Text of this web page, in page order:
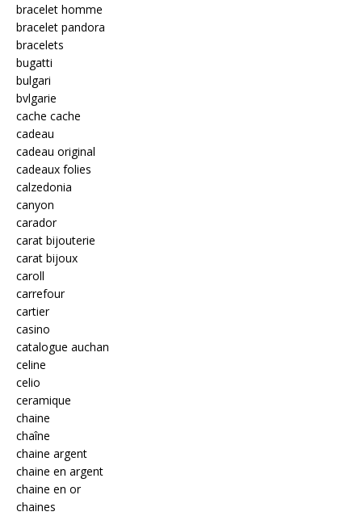
bracelet homme
bracelet pandora
bracelets
bugatti
bulgari
bvlgarie
cache cache
cadeau
cadeau original
cadeaux folies
calzedonia
canyon
carador
carat bijouterie
carat bijoux
caroll
carrefour
cartier
casino
catalogue auchan
celine
celio
ceramique
chaine
chaîne
chaine argent
chaine en argent
chaine en or
chaines